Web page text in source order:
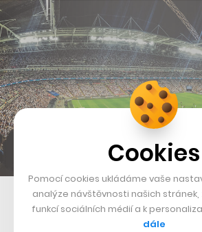
Anglické Wembley
Nyní si představme situaci, která
Cookies
Pomocí cookies ukládáme vaše
analýze návštěvnosti našich
funkcí sociálních médií a k
dále